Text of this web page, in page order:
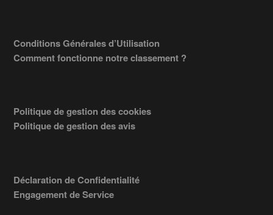
Conditions Générales d’Utilisation
Comment fonctionne notre classement ?
Politique de gestion des cookies
Politique de gestion des avis
Déclaration de Confidentialité
Engagement de Service